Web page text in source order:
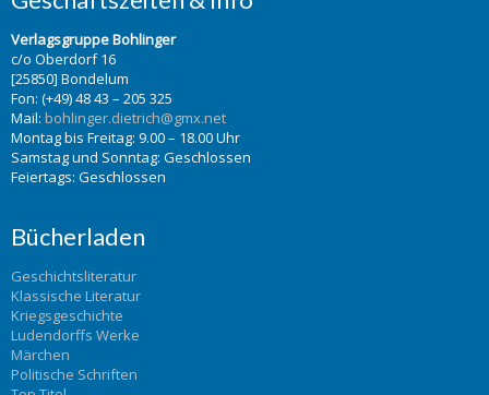
Verlagsgruppe Bohlinger
c/o Oberdorf 16
[25850] Bondelum
Fon: (+49) 48 43 – 205 325
Mail: bohlinger.dietrich@gmx.net
Montag bis Freitag: 9.00 – 18.00 Uhr
Samstag und Sonntag: Geschlossen
Feiertags: Geschlossen
Bücherladen
Geschichtsliteratur
Klassische Literatur
Kriegsgeschichte
Ludendorffs Werke
Märchen
Politische Schriften